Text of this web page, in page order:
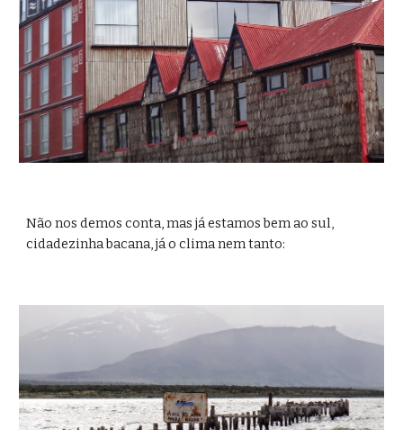
Não nos demos conta, mas já estamos bem ao sul,
cidadezinha bacana, já o clima nem tanto: